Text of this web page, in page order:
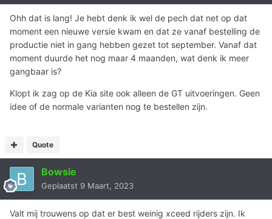
Ohh dat is lang! Je hebt denk ik wel de pech dat net op dat
moment een nieuwe versie kwam en dat ze vanaf bestelling de
productie niet in gang hebben gezet tot september. Vanaf dat
moment duurde het nog maar 4 maanden, wat denk ik meer
gangbaar is?
Klopt ik zag op de Kia site ook alleen de GT uitvoeringen. Geen
idee of de normale varianten nog te bestellen zijn.
Quote
Bowsie
Geplaatst 9 Maart, 2023
Valt mij trouwens op dat er best weinig xceed rijders zijn. Ik